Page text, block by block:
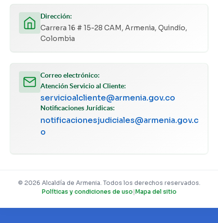
Dirección:
Carrera 16 # 15-28 CAM, Armenia, Quindío,
Colombia
Correo electrónico:
Atención Servicio al Cliente:
servicioalcliente@armenia.gov.co
Notificaciones Jurídicas:
notificacionesjudiciales@armenia.gov.c
o
© 2026 Alcaldía de Armenia. Todos los derechos reservados.
Políticas y condiciones de uso |Mapa del sitio